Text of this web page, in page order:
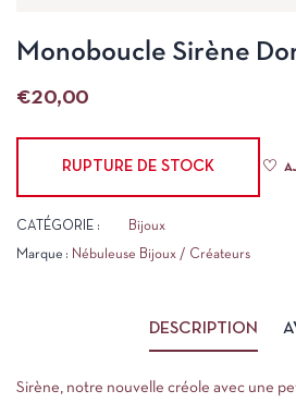
Monoboucle Sirène
€20,00
RUPTURE DE STOCK
CATÉGORIE : Bijoux
Marque : Nébuleuse Bijoux / Créateurs
DESCRIPTION
Sirène, notre nouvelle créole avec une